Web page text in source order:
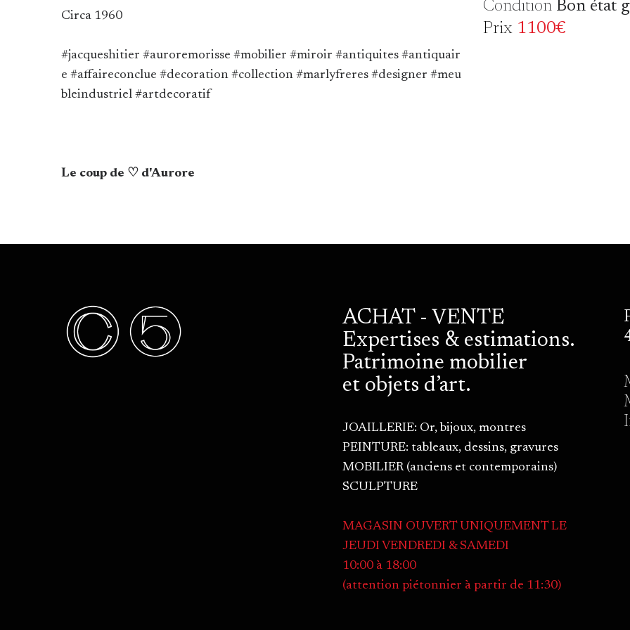
Circa 1960
#jacqueshitier #auroremorisse #mobilier #miroir #antiquites #antiquair
e #affaireconclue #decoration #collection #marlyfreres #designer #meu
bleindustriel #artdecoratif
Le coup de ♡ d'Aurore
Condition Bon état
Prix 1100€
ACHAT - VENTE
Expertises & estimations.
Patrimoine mobilier
et objets d’art.
JOAILLERIE: Or, bijoux, montres
PEINTURE: tableaux, dessins, gravures
MOBILIER (anciens et contemporains)
SCULPTURE
MAGASIN OUVERT UNIQUEMENT LE
JEUDI VENDREDI & SAMEDI
10:00 à 18:00
(attention piétonnier à partir de 11:30)